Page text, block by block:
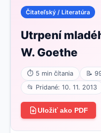
Čitateľský / Literatúra
Utrpení
W. Goethe
⏱ 5 min čítania 📝
📂 Pridané: 10. 11. 2013
Uložiť ako PDF